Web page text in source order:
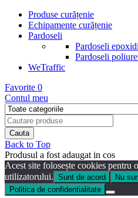
Produse curățenie
Echipamente curățenie
Pardoseli
Pardoseli
Pardoseli
WeTraffic
Favorite 0
Contul meu
Back to Top
Produsul a fost adaugat in cos
Acest site folosește cookies pentru
utilizatorului. Sunt de acord
Nu
Politica de confidentialitate